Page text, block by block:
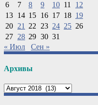
6
7 8 9 10 11
12
13 14 15 16 17 18 19
20 21 22 23 24 25 26
27 28 29 30 31
« Июл
Сен »
Архивы
Архивы